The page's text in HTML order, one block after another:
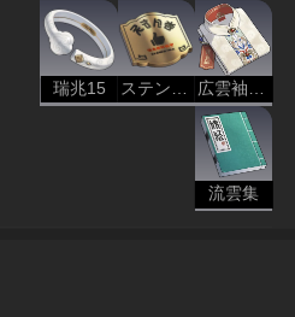
瑞兆15 ステンレスの扁額 広雲袖の限定立襟短襖
流雲集